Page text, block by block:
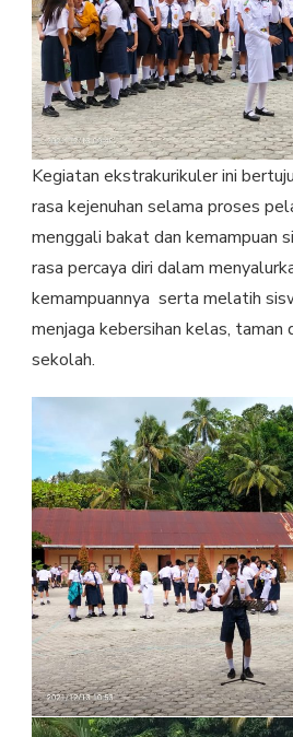
Kegiatan ekstrakurikuler ini
rasa kejenuhan selama proses
menggali bakat dan kemampuan
rasa percaya diri dalam
kemampuannya serta melatih
menjaga kebersihan kelas, taman
sekolah.